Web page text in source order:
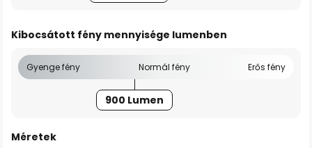
Kibocsátott fény mennyisége lumenben
Gyenge fény Normál fény Erős fény
900 Lumen
Méretek